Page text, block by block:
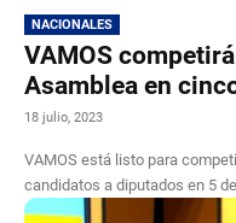
NACIONALES
VAMOS
Asamblea en
18 julio, 2023
VAMOS está listo para
candidatos a diputados en 5